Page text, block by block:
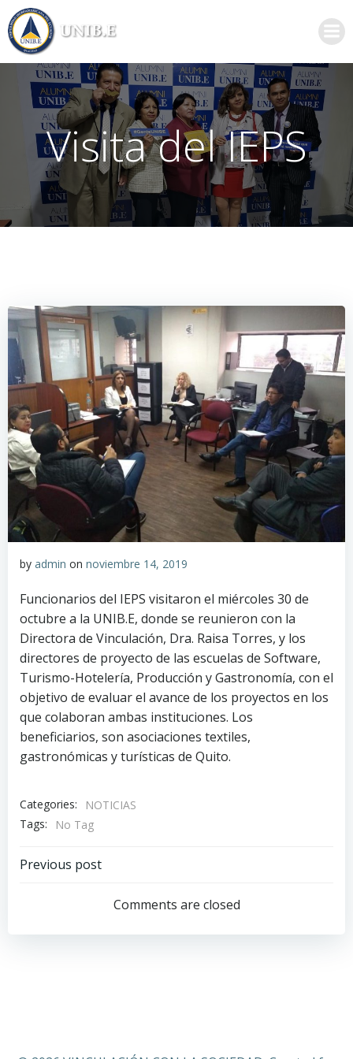
Visita del IEPS
by admin on noviembre 14, 2019
Funcionarios del IEPS visitaron el miércoles 30 de
octubre a la UNIB.E, donde se reunieron con la
Directora de Vinculación, Dra. Raisa Torres, y los
directores de proyecto de las escuelas de Software,
Turismo-Hotelería, Producción y Gastronomía, con el
objetivo de evaluar el avance de los proyectos en los
que colaboran ambas instituciones. Los
beneficiarios, son asociaciones textiles,
gastronómicas y turísticas de Quito.
Categories:
NOTICIAS
Tags:
No Tag
Navegación
entradas
Previous post
Comments are closed